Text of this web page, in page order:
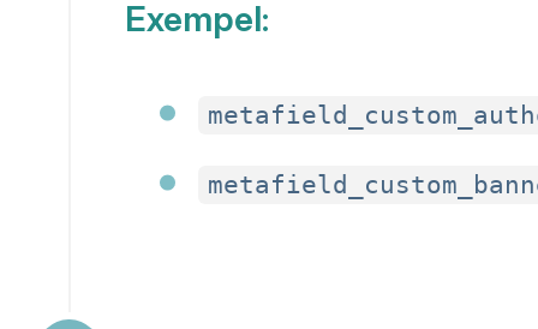
Exempel: